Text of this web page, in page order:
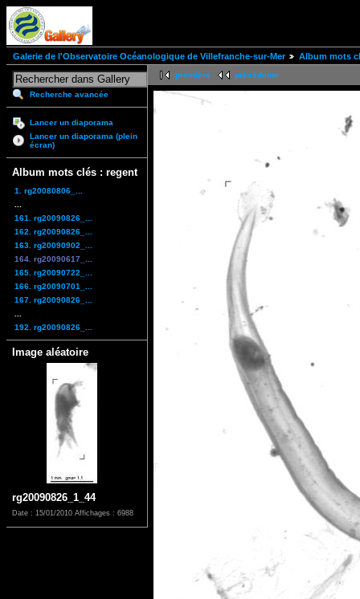
Galerie de l'Observatoire Océanologique de Villefranche-sur-Mer Album mots
Recherche avancée
Lancer un diaporama
Lancer un diaporama (plein
écran)
Album mots clés : regent
1. rg20080806_...
161. rg20090826_...
162. rg20090826_...
163. rg20090902_...
164. rg20090617_...
165. rg20090722_...
166. rg20090701_...
167. rg20090826_...
192. rg20090826_...
Image aléatoire
rg20090826_1_44
Date : 15/01/2010 Affichages : 6988
première précédente